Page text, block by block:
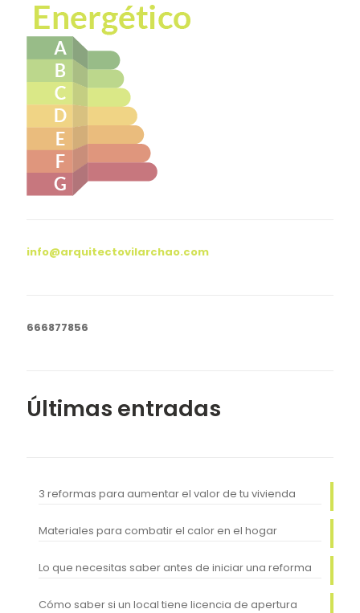
info@arquitectovilarchao.com
666877856
Últimas entradas
3 reformas para aumentar el valor de tu vivienda
Materiales para combatir el calor en el hogar
Lo que necesitas saber antes de iniciar una reforma
Cómo saber si un local tiene licencia de apertura